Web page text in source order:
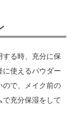
する時、充分に保
使えるパウダー
ので、メイク前の
充分保湿をして